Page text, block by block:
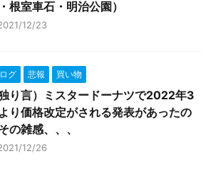
根室車石・明治公園）
12/23
グ 悲報 買い物
独り言）ミスタードーナツで2022年3
り価格改定がされる発表があったの
の雑感、、、
12/26